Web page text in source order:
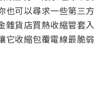
也可以尋求一些第三方
雜貨店買熱收縮管套入
它收縮包覆電線最脆弱